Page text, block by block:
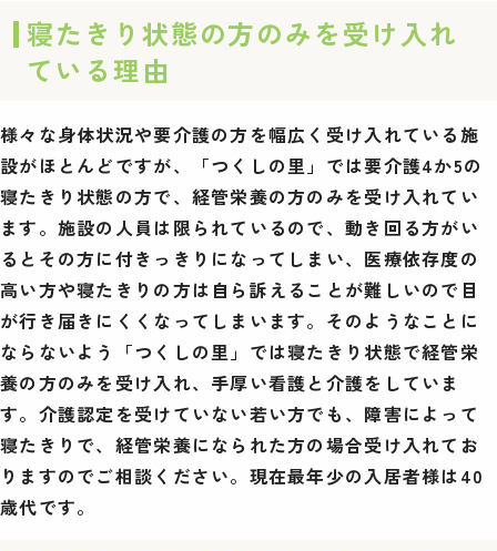
寝たきり状態の方のみを受け入れ
ている理由
様々な身体状況や要介護の方を幅広く受け入れている施
設がほとんどですが、「つくしの里」では要介護4か5の
寝たきり状態の方で、経管栄養の方のみを受け入れてい
ます。施設の人員は限られているので、動き回る方がい
るとその方に付きっきりになってしまい、医療依存度の
高い方や寝たきりの方は自ら訴えることが難しいので目
が行き届きにくくなってしまいます。そのようなことに
ならないよう「つくしの里」では寝たきり状態で経管栄
養の方のみを受け入れ、手厚い看護と介護をしていま
す。介護認定を受けていない若い方でも、障害によって
寝たきりで、経管栄養になられた方の場合受け入れてお
りますのでご相談ください。現在最年少の入居者様は40
歳代です。